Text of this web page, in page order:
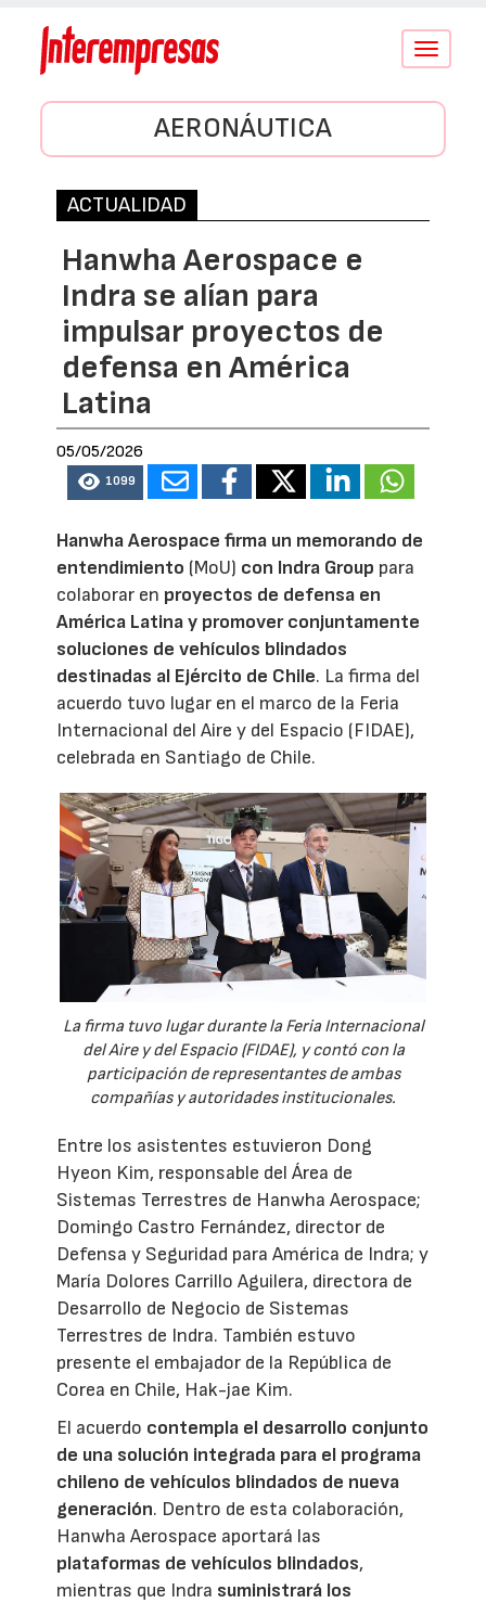
Conmutar
AERONÁUTICA
ACTUALIDAD
Hanwha Aerospace e
Indra se alían para
impulsar proyectos de
defensa en América
Latina
05/05/2026
1099
Hanwha Aerospace firma un memorando de
entendimiento (MoU) con Indra Group para
colaborar en proyectos de defensa en
América Latina y promover conjuntamente
soluciones de vehículos blindados
destinadas al Ejército de Chile. La firma del
acuerdo tuvo lugar en el marco de la Feria
Internacional del Aire y del Espacio (FIDAE),
celebrada en Santiago de Chile.
La firma tuvo lugar durante la Feria Internacional
del Aire y del Espacio (FIDAE), y contó con la
participación de representantes de ambas
compañías y autoridades institucionales.
Entre los asistentes estuvieron Dong
Hyeon Kim, responsable del Área de
Sistemas Terrestres de Hanwha Aerospace;
Domingo Castro Fernández, director de
Defensa y Seguridad para América de Indra; y
María Dolores Carrillo Aguilera, directora de
Desarrollo de Negocio de Sistemas
Terrestres de Indra. También estuvo
presente el embajador de la República de
Corea en Chile, Hak-jae Kim.
El acuerdo contempla el desarrollo conjunto
de una solución integrada para el programa
chileno de vehículos blindados de nueva
generación. Dentro de esta colaboración,
Hanwha Aerospace aportará las
plataformas de vehículos blindados,
mientras que Indra suministrará los